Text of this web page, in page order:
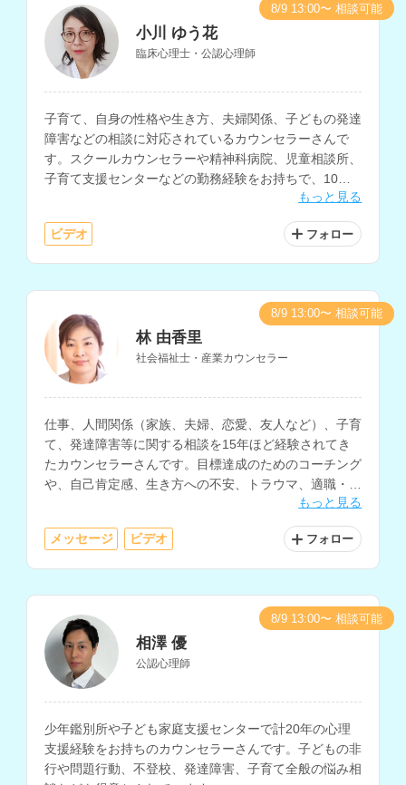
小川 ゆう花
臨床心理士・公認心理師
子育て、自身の性格や生き方、夫婦関係、子どもの発達
障害などの相談に対応されているカウンセラーさんで
す。スクールカウンセラーや精神科病院、児童相談所、
子育て支援センターなどの勤務経験をお持ちで、10年
以上にわたり子どもと保護者の相談に携わってこられて
います。
もっと見る
ビデオ フォロー
8/9 13:00〜 相談可能
林 由香里
社会福祉士・産業カウンセラー
仕事、人間関係（家族、夫婦、恋愛、友人など）、子育
て、発達障害等に関する相談を15年ほど経験されてき
たカウンセラーさんです。目標達成のためのコーチング
や、自己肯定感、生き方への不安、トラウマ、適職・復
職、産前・産後などに関する相談にも対応されていま
もっと見る
メッセージ ビデオ フォロー
8/9 13:00〜 相談可能
相澤 優
公認心理師
少年鑑別所や子ども家庭支援センターで計20年の心理
支援経験をお持ちのカウンセラーさんです。子どもの非
行や問題行動、不登校、発達障害、子育て全般の悩み相
8/9 13:00〜 相談可能